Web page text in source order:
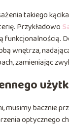
takiego
Przykładowo
funkcjonalnością.
wnętrza,
zamieniając
musimy bacznie
optycznego